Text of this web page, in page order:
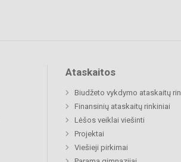
Ataskaitos
Biudžeto vykdymo ataskaitų
Finansinių ataskaitų rinkiniai
Lėšos veiklai viešinti
Projektai
Viešieji pirkimai